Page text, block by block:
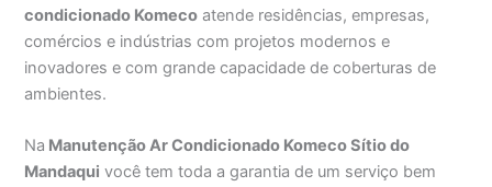
condicionado Komeco atende residências, empresas,
comércios e indústrias com projetos modernos e
inovadores e com grande capacidade de coberturas de
ambientes.
Na Manutenção Ar Condicionado Komeco Sítio do
Mandaqui você tem toda a garantia de um serviço bem